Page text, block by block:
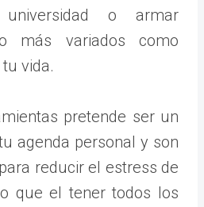
o armar
más variados como
vida.
pretende ser un
agenda personal y son
reducir el estress de
que el tener todos los